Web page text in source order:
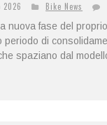
2026
Bike News
nuova fase del
di
spaziano dal